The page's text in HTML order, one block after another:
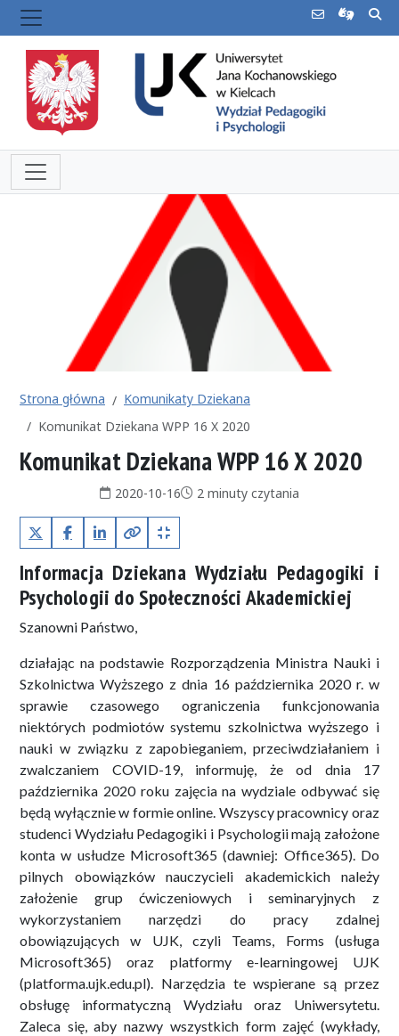
Strona główna
Komunikaty Dziekana
Komunikat Dziekana WPP 16 X 2020
Komunikat Dziekana WPP 16 X 2020
Data publikacji:
2020-10-16Czas czytania:
2 minuty czytania
X (Twitter)FacebookLinkedInKopiuj pełny link
Kopiuj krótki link
Informacja Dziekana Wydziału Pedagogiki i
Psychologii do Społeczności Akademickiej
Szanowni Państwo,
działając na podstawie Rozporządzenia Ministra Nauki i
Szkolnictwa Wyższego z dnia 16 października 2020 r. w
sprawie czasowego ograniczenia funkcjonowania
niektórych podmiotów systemu szkolnictwa wyższego i
nauki w związku z zapobieganiem, przeciwdziałaniem i
zwalczaniem COVID-19, informuję, że od dnia 17
października 2020 roku zajęcia na wydziale odbywać się
będą wyłącznie w formie online. Wszyscy pracownicy oraz
studenci Wydziału Pedagogiki i Psychologii mają założone
konta w usłudze Microsoft365 (dawniej: Office365). Do
pilnych obowiązków nauczycieli akademickich należy
założenie grup ćwiczeniowych i seminaryjnych z
wykorzystaniem narzędzi do pracy zdalnej
obowiązujących w UJK, czyli Teams, Forms (usługa
Microsoft365) oraz platformy e-learningowej UJK
(platforma.ujk.edu.pl). Narzędzia te wspierane są przez
obsługę informatyczną Wydziału oraz Uniwersytetu.
Zaleca się, aby nazwy wszystkich form zajęć (wykłady,